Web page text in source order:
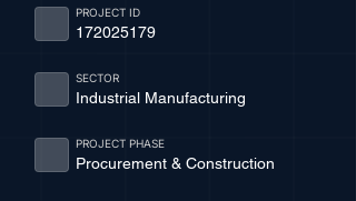
172025179
PROJECT ID
Industrial Manufacturing
SECTOR
Procurement & Construction
PROJECT PHASE